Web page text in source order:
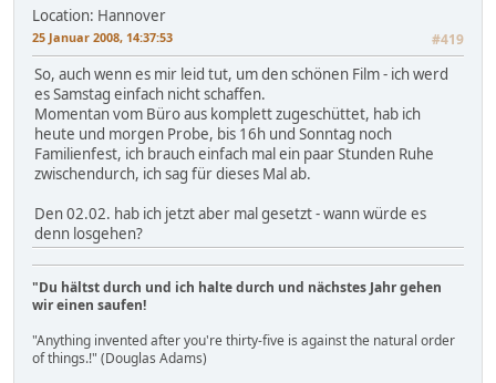
Location: Hannover
25 Januar 2008, 14:37:53 #419
So, auch wenn es mir leid tut, um den schönen Film - ich werd
es Samstag einfach nicht schaffen.
Momentan vom Büro aus komplett zugeschüttet, hab ich
heute und morgen Probe, bis 16h und Sonntag noch
Familienfest, ich brauch einfach mal ein paar Stunden Ruhe
zwischendurch, ich sag für dieses Mal ab.
Den 02.02. hab ich jetzt aber mal gesetzt - wann würde es
denn losgehen?
"Du hältst durch und ich halte durch und nächstes Jahr gehen
wir einen saufen!
"Anything invented after you're thirty-five is against the natural order
of things.!" (Douglas Adams)